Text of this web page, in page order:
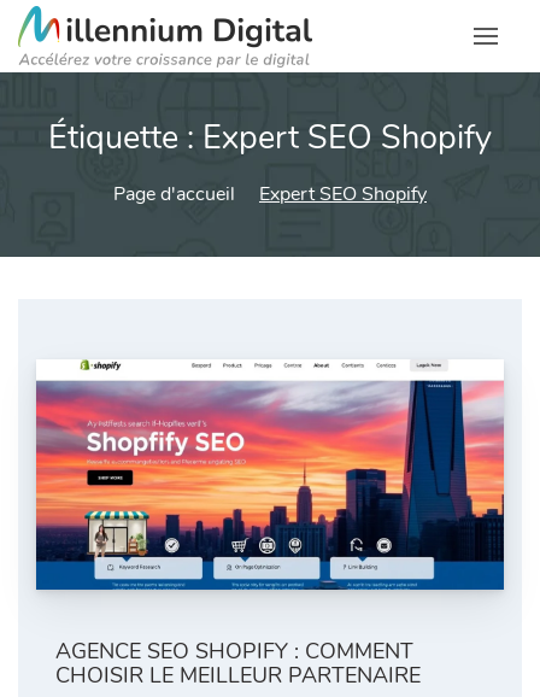
Étiquette : Expert SEO Shopify
Page d'accueil Expert SEO Shopify
AGENCE SEO SHOPIFY : COMMENT
CHOISIR LE MEILLEUR PARTENAIRE